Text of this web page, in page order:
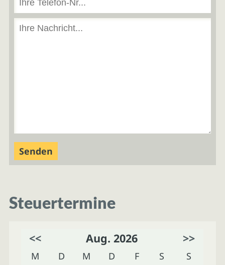
Steuertermine
<< Aug. 2026 >>
M D M D F S
S